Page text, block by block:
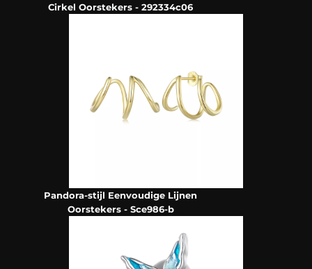
Cirkel Oorstekers - 292334c06
Pandora-stijl Eenvoudige Lijnen
Oorstekers - Sce986-b